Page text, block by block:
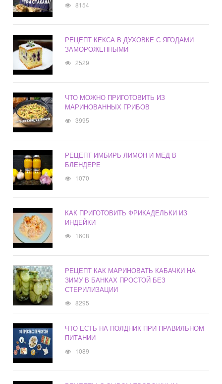
8154
РЕЦЕПТ КЕКСА В ДУХОВКЕ С ЯГОДАМИ
ЗАМОРОЖЕННЫМИ
2529
ЧТО МОЖНО ПРИГОТОВИТЬ ИЗ
МАРИНОВАННЫХ ГРИБОВ
3995
РЕЦЕПТ ИМБИРЬ ЛИМОН И МЕД В
БЛЕНДЕРЕ
1070
КАК ПРИГОТОВИТЬ ФРИКАДЕЛЬКИ ИЗ
ИНДЕЙКИ
1608
РЕЦЕПТ КАК МАРИНОВАТЬ КАБАЧКИ НА
ЗИМУ В БАНКАХ ПРОСТОЙ БЕЗ
СТЕРИЛИЗАЦИИ
8295
ЧТО ЕСТЬ НА ПОЛДНИК ПРИ ПРАВИЛЬНОМ
ПИТАНИИ
1089